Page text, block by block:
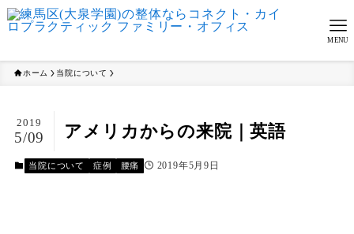
MENU
ホーム 当院について
アメリカからの来院｜英語
2019
5/09
当院について 症例 腰痛 2019年5月9日